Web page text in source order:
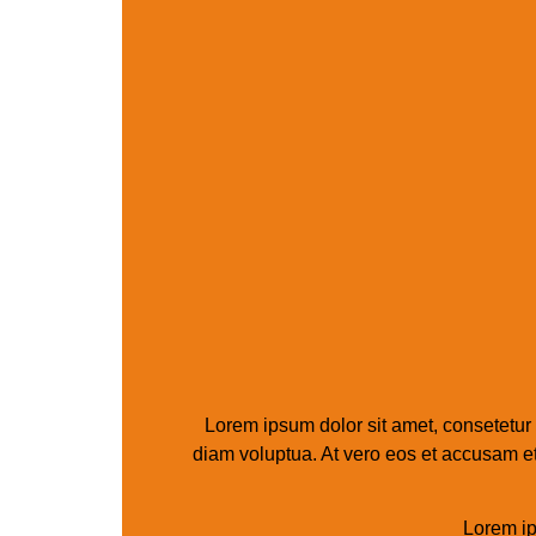
Lorem ipsum dolor sit amet,
diam voluptua. At vero eos et accusam
Lorem